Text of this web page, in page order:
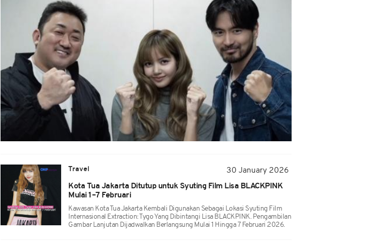
Travel
30 January 2026
Kota Tua Jakarta Ditutup untuk Syuting Film Lisa BLACKPINK
Mulai 1–7 Februari
Kawasan Kota Tua Jakarta Kembali Digunakan Sebagai Lokasi Syuting Film
Internasional Extraction: Tygo Yang Dibintangi Lisa BLACKPINK. Pengambilan
Gambar Lanjutan Dijadwalkan Berlangsung Mulai 1 Hingga 7 Februari 2026.